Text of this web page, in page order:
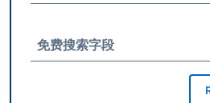
免费搜索字段